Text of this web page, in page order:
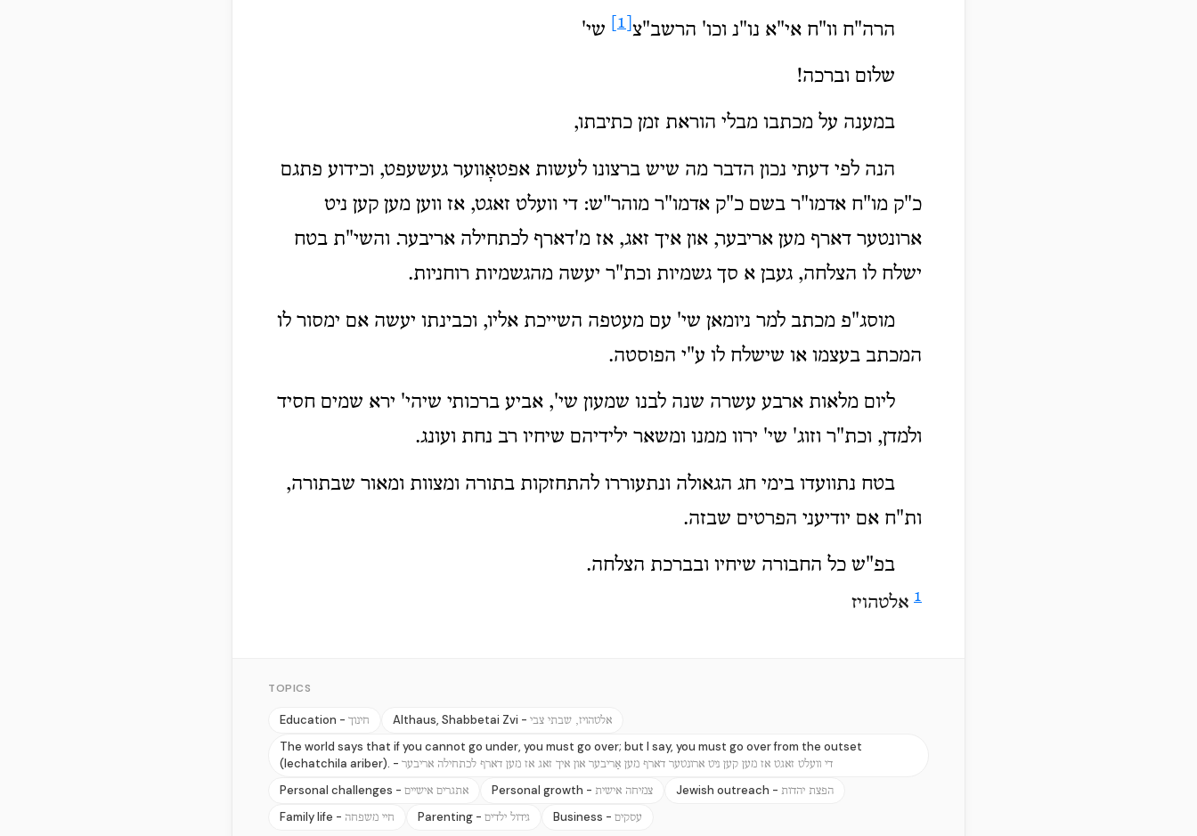
הרה"ח וו"ח אי"א נו"נ וכו' הרשב"צ שי'
שלום וברכה!
במענה על מכתבו מבלי הוראת זמן כתיבתו,
הנה לפי דעתי נכון הדבר מה שיש ברצונו לעשות אפטאָווער געשעפט, וכידוע פתגם
כ"ק מו"ח אדמו"ר בשם כ"ק אדמו"ר מוהר"ש: די וועלט זאגט, אז ווען מען קען ניט
ארונטער דארף מען אריבער, און איך זאג, אז מ'דארף לכתחילה אריבער. והשי"ת בטח
ישלח לו הצלחה, געבן א סך גשמיות וכת"ר יעשה מהגשמיות רוחניות.
מוסג"פ מכתב למר ניומאן שי' עם מעטפה השייכת אליו, וכבינתו יעשה אם ימסור לו
המכתב בעצמו או שישלח לו ע"י הפוסטה.
ליום מלאות ארבע עשרה שנה לבנו שמעון שי', אביע ברכותי שיהי' ירא שמים חסיד
ולמדן, וכת"ר וזוג' שי' ירוו ממנו ומשאר ילידיהם שיחיו רב נחת ועונג.
בטח נתוועדו בימי חג הגאולה ונתעוררו להתחזקות בתורה ומצוות ומאור שבתורה,
ות"ח אם יודיעני הפרטים שבזה.
בפ"ש כל החבורה שיחיו ובברכת הצלחה.
1 אלטהויז
TOPICS
Education - חינוך Althaus, Shabbetai Zvi - אלטהויז, שבתי צבי
The world says that if you cannot go under, you must go over; but I say, you must go over from the outset
(lechatchila ariber). - די וועלט זאגט אז מען קען ניט ארונטער דארף מען אַריבער און איך זאג אז מען דארף לכתחילה אריבער
Personal challenges - אתגרים אישיים Personal growth - צמיחה אישית Jewish outreach - הפצת יהדות
Family life - חיי משפחה Parenting - גידול ילדים Business - עסקים